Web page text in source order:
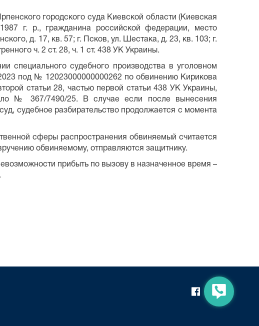
городского суда Киевской области (Киевская
г. р., гражданина российской федерации, место
д. 17, кв. 57; г. Псков, ул. Шестака, д. 23, кв. 103; г.
ч. 2 ст. 28, ч. 1 ст. 438 УК Украины.
специального судебного производства в уголовном
под № 12023000000000262 по обвинению Кирикова
статьи 28, частью первой статьи 438 УК Украины,
№ 367/7490/25. В случае если после вынесения
судебное разбирательство продолжается с момента
сферы распространения обвиняемый считается
обвиняемому, отправляются защитнику.
прибыть по вызову в назначенное время –